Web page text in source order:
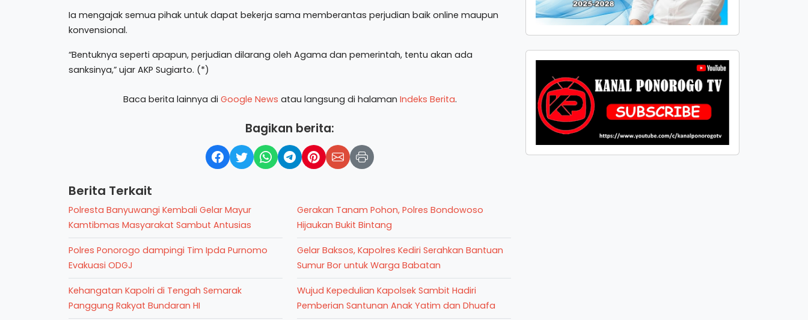
Ia mengajak semua pihak untuk dapat bekerja sama memberantas perjudian baik online maupun
konvensional.
“Bentuknya seperti apapun, perjudian dilarang oleh Agama dan pemerintah, tentu akan ada
sanksinya,” ujar AKP Sugiarto. (*)
Baca berita lainnya di Google News atau langsung di halaman Indeks Berita.
Bagikan berita:
Berita Terkait
Polresta Banyuwangi Kembali Gelar Mayur
Kamtibmas Masyarakat Sambut Antusias
Polres Ponorogo dampingi Tim Ipda Purnomo
Evakuasi ODGJ
Kehangatan Kapolri di Tengah Semarak
Panggung Rakyat Bundaran HI
Gerakan Tanam Pohon, Polres Bondowoso
Hijaukan Bukit Bintang
Gelar Baksos, Kapolres Kediri Serahkan Bantuan
Sumur Bor untuk Warga Babatan
Wujud Kepedulian Kapolsek Sambit Hadiri
Pemberian Santunan Anak Yatim dan Dhuafa